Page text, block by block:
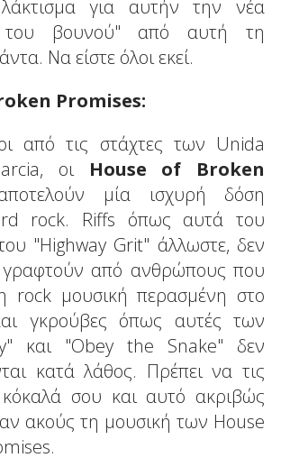
λάκτισμα για αυτήν την νέα
του βουνού" από αυτή τη
Να είστε όλοι εκεί.
Promises:
από τις στάχτες των Unida
οι House of Broken
μία ισχυρή δόση
rock. Riffs όπως αυτά του
"Highway Grit" άλλωστε, δεν
από ανθρώπους που
rock μουσική περασμένη στο
γκρούβες όπως αυτές των
και "Obey the Snake" δεν
κατά λάθος. Πρέπει να τις
κόκαλά σου και αυτό ακριβώς
ακούς τη μουσική των House